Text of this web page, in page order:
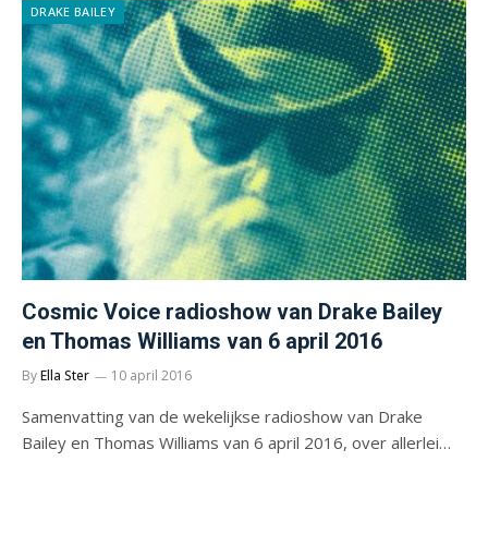
DRAKE BAILEY
Cosmic Voice radioshow van Drake Bailey
en Thomas Williams van 6 april 2016
ByElla Ster 10 april 2016
Samenvatting van de wekelijkse radioshow van Drake
Bailey en Thomas Williams van 6 april 2016, over allerlei…